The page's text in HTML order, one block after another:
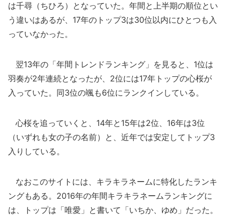
は千尋（ちひろ）となっていた。年間と上半期の順位とい
う違いはあるが、17年のトップ3は30位以内にひとつも入
っていなかった。
翌13年の「年間トレンドランキング」を見ると、1位は
羽奏が2年連続となったが、2位には17年トップの心桜が
入っていた。同3位の颯も6位にランクインしている。
心桜を追っていくと、14年と15年は2位、16年は3位
（いずれも女の子の名前）と、近年では安定してトップ3
入りしている。
なおこのサイトには、キラキラネームに特化したランキ
ングもある。2016年の年間キラキラネームランキングに
は、トップは「唯愛」と書いて「いちか、ゆめ」だった。